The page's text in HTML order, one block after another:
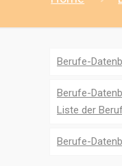
Berufe-
Berufe-
Liste der
Berufe-